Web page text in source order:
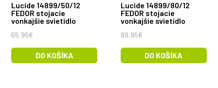
Lucide 14899/50/12
FEDOR stojacie
vonkajšie svietidlo
65.95€
DO KOŠÍKA
Lucide 14899/80/12
FEDOR stojacie
vonkajšie svietidlo
89.95€
DO KOŠÍKA